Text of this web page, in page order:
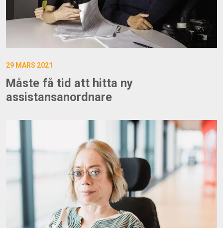
29 MARS 2021
Måste få tid att hitta ny
assistansanordnare